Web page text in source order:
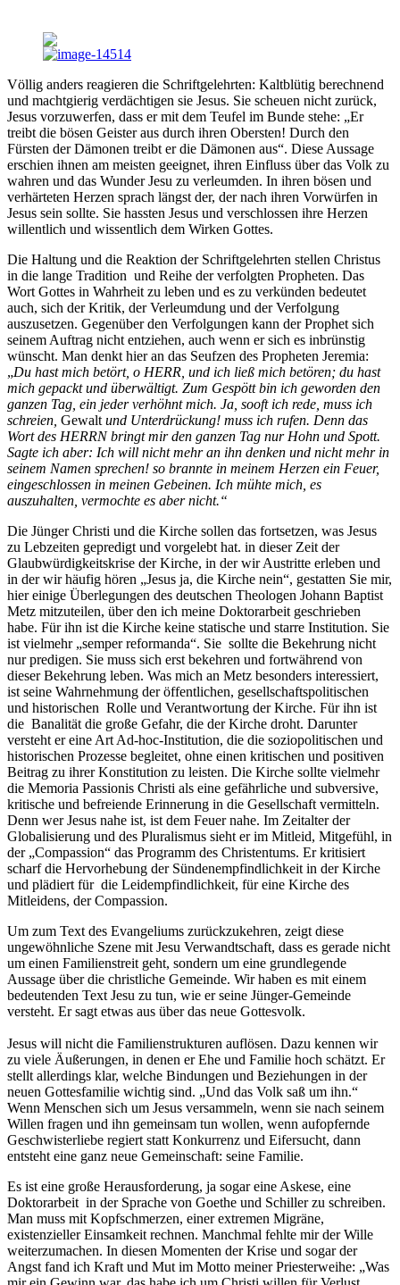
Völlig anders reagieren die Schriftgelehrten: Kaltblütig berechnend
und machtgierig verdächtigen sie Jesus. Sie scheuen nicht zurück,
Jesus vorzuwerfen, dass er mit dem Teufel im Bunde stehe: „Er
treibt die bösen Geister aus durch ihren Obersten! Durch den
Fürsten der Dämonen treibt er die Dämonen aus“. Diese Aussage
erschien ihnen am meisten geeignet, ihren Einfluss über das Volk zu
wahren und das Wunder Jesu zu verleumden. In ihren bösen und
verhärteten Herzen sprach längst der, der nach ihren Vorwürfen in
Jesus sein sollte. Sie hassten Jesus und verschlossen ihre Herzen
willentlich und wissentlich dem Wirken Gottes.
Die Haltung und die Reaktion der Schriftgelehrten stellen Christus
in die lange Tradition und Reihe der verfolgten Propheten. Das
Wort Gottes in Wahrheit zu leben und es zu verkünden bedeutet
auch, sich der Kritik, der Verleumdung und der Verfolgung
auszusetzen. Gegenüber den Verfolgungen kann der Prophet sich
seinem Auftrag nicht entziehen, auch wenn er sich es inbrünstig
wünscht. Man denkt hier an das Seufzen des Propheten Jeremia:
„Du hast mich betört, o HERR, und ich ließ mich betören; du hast
mich gepackt und überwältigt. Zum Gespött bin ich geworden den
ganzen Tag, ein jeder verhöhnt mich. Ja, sooft ich rede, muss ich
schreien, Gewalt und Unterdrückung! muss ich rufen. Denn das
Wort des HERRN bringt mir den ganzen Tag nur Hohn und Spott.
Sagte ich aber: Ich will nicht mehr an ihn denken und nicht mehr in
seinem Namen sprechen! so brannte in meinem Herzen ein Feuer,
eingeschlossen in meinen Gebeinen. Ich mühte mich, es
auszuhalten, vermochte es aber nicht.“
Die Jünger Christi und die Kirche sollen das fortsetzen, was Jesus
zu Lebzeiten gepredigt und vorgelebt hat. in dieser Zeit der
Glaubwürdigkeitskrise der Kirche, in der wir Austritte erleben und
in der wir häufig hören „Jesus ja, die Kirche nein“, gestatten Sie mir,
hier einige Überlegungen des deutschen Theologen Johann Baptist
Metz mitzuteilen, über den ich meine Doktorarbeit geschrieben
habe. Für ihn ist die Kirche keine statische und starre Institution. Sie
ist vielmehr „semper reformanda“. Sie sollte die Bekehrung nicht
nur predigen. Sie muss sich erst bekehren und fortwährend von
dieser Bekehrung leben. Was mich an Metz besonders interessiert,
ist seine Wahrnehmung der öffentlichen, gesellschaftspolitischen
und historischen Rolle und Verantwortung der Kirche. Für ihn ist
die Banalität die große Gefahr, die der Kirche droht. Darunter
versteht er eine Art Ad-hoc-Institution, die die soziopolitischen und
historischen Prozesse begleitet, ohne einen kritischen und positiven
Beitrag zu ihrer Konstitution zu leisten. Die Kirche sollte vielmehr
die Memoria Passionis Christi als eine gefährliche und subversive,
kritische und befreiende Erinnerung in die Gesellschaft vermitteln.
Denn wer Jesus nahe ist, ist dem Feuer nahe. Im Zeitalter der
Globalisierung und des Pluralismus sieht er im Mitleid, Mitgefühl, in
der „Compassion“ das Programm des Christentums. Er kritisiert
scharf die Hervorhebung der Sündenempfindlichkeit in der Kirche
und plädiert für die Leidempfindlichkeit, für eine Kirche des
Mitleidens, der Compassion.
Um zum Text des Evangeliums zurückzukehren, zeigt diese
ungewöhnliche Szene mit Jesu Verwandtschaft, dass es gerade nicht
um einen Familienstreit geht, sondern um eine grundlegende
Aussage über die christliche Gemeinde. Wir haben es mit einem
bedeutenden Text Jesu zu tun, wie er seine Jünger-Gemeinde
versteht. Er sagt etwas aus über das neue Gottesvolk.
Jesus will nicht die Familienstrukturen auflösen. Dazu kennen wir
zu viele Äußerungen, in denen er Ehe und Familie hoch schätzt. Er
stellt allerdings klar, welche Bindungen und Beziehungen in der
neuen Gottesfamilie wichtig sind. „Und das Volk saß um ihn.“
Wenn Menschen sich um Jesus versammeln, wenn sie nach seinem
Willen fragen und ihn gemeinsam tun wollen, wenn aufopfernde
Geschwisterliebe regiert statt Konkurrenz und Eifersucht, dann
entsteht eine ganz neue Gemeinschaft: seine Familie.
Es ist eine große Herausforderung, ja sogar eine Askese, eine
Doktorarbeit in der Sprache von Goethe und Schiller zu schreiben.
Man muss mit Kopfschmerzen, einer extremen Migräne,
existenzieller Einsamkeit rechnen. Manchmal fehlte mir der Wille
weiterzumachen. In diesen Momenten der Krise und sogar der
Angst fand ich Kraft und Mut im Motto meiner Priesterweihe: „Was